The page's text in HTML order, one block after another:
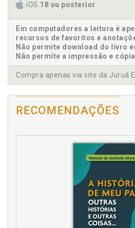
iOS 18 ou posterior
Em computadores a leitura é
recursos de favoritos e
Não permite download do livro
Não permite a impressão e
Compra apenas via site da Juruá
RECOMENDAÇÕES